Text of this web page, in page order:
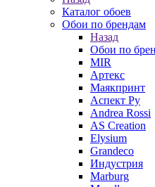
Каталог обоев
Обои по брендам
Назад
Обои по
MIR
Артекс
Маякпринт
Аспект Ру
Andrea Rossi
AS Creation
Elysium
Grandeco
Индустрия
Marburg